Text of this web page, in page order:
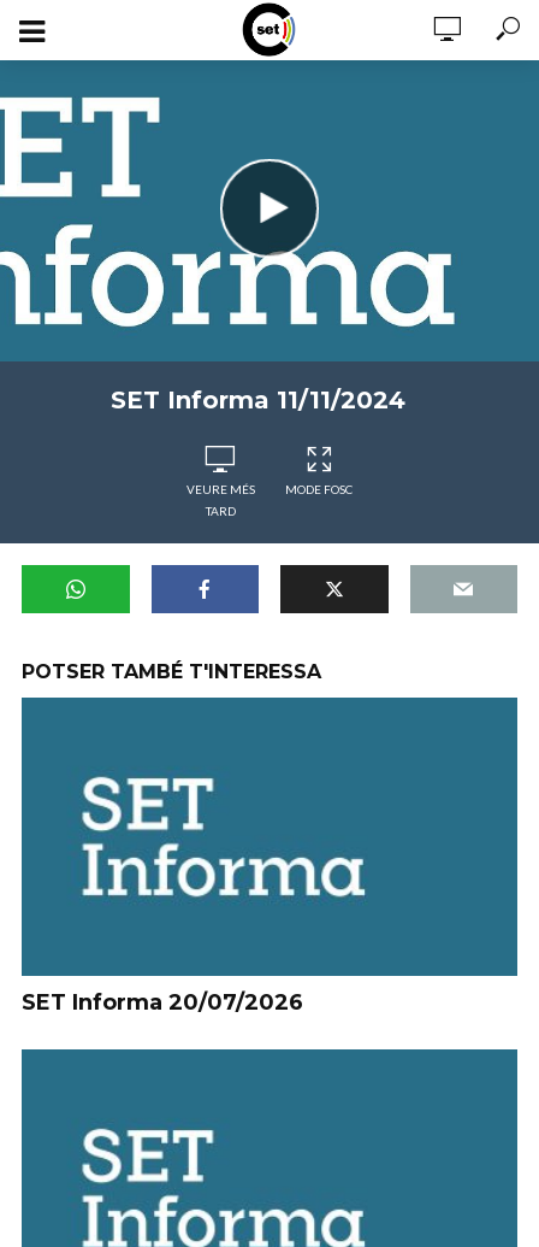
SET Informa 11/11/2024
VEURE MÉS
TARD
MODE FOSC
POTSER TAMBÉ T'INTERESSA
SET Informa 20/07/2026